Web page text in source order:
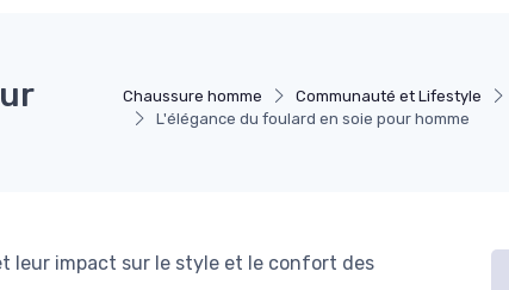
Chaussure homme Communauté et Lifestyle
L'élégance du foulard en soie pour homme
leur impact sur le style et le confort des